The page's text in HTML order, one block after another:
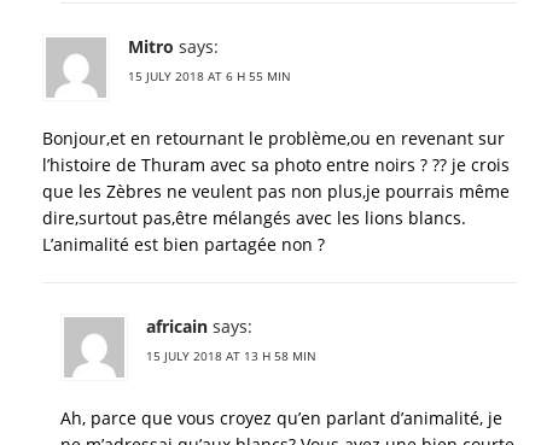
Mitro says:
15 JULY 2018 AT 6 H 55 MIN
Bonjour,et en retournant le problème,ou en revenant sur
l’histoire de Thuram avec sa photo entre noirs ? ?? je crois
que les Zèbres ne veulent pas non plus,je pourrais même
dire,surtout pas,être mélangés avec les lions blancs.
L’animalité est bien partagée non ?
africain says:
15 JULY 2018 AT 13 H 58 MIN
Ah, parce que vous croyez qu’en parlant d’animalité, je